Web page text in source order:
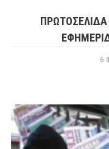
6